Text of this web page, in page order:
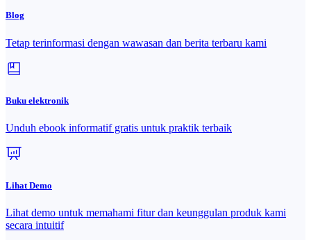
Blog
Tetap terinformasi dengan wawasan dan berita terbaru kami
Buku elektronik
Unduh ebook informatif gratis untuk praktik terbaik
Lihat Demo
Lihat demo untuk memahami fitur dan keunggulan produk kami
secara intuitif